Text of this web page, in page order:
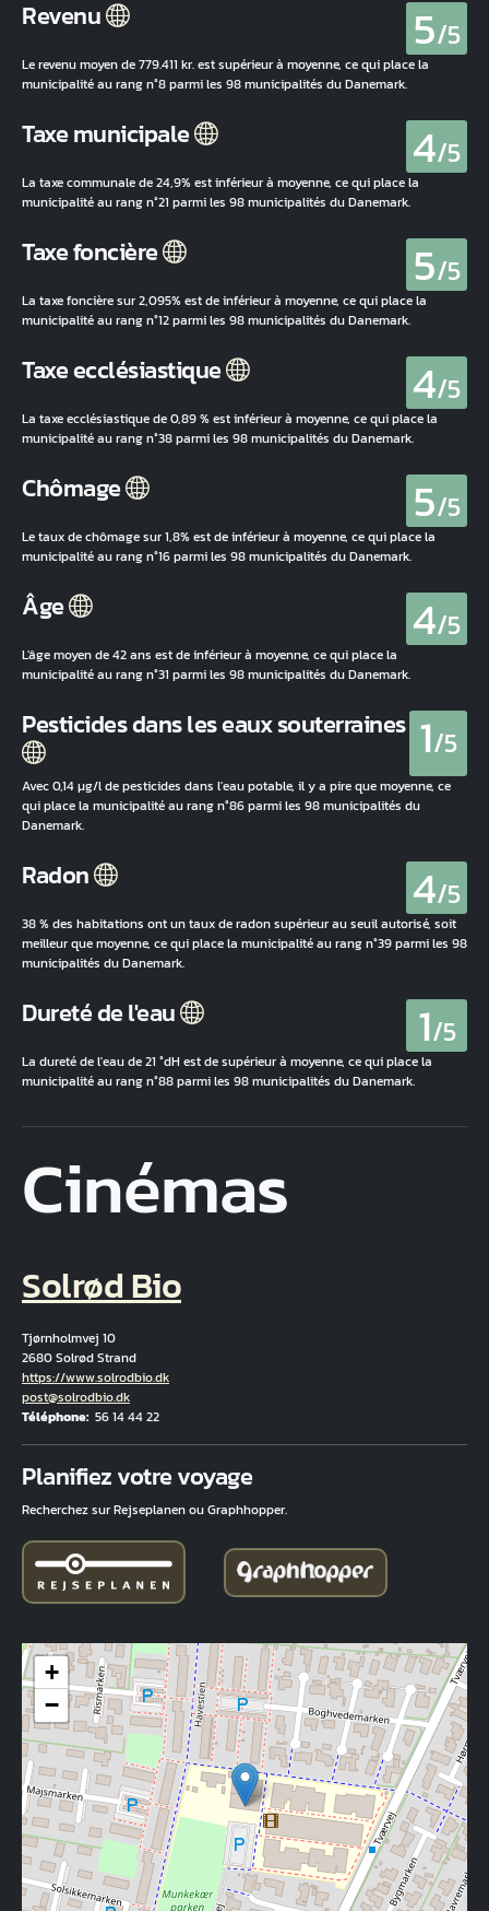
Revenu 5/5
Le revenu moyen de 779.411 kr. est supérieur à moyenne, ce qui place la
municipalité au rang n°8 parmi les 98 municipalités du Danemark.
Taxe municipale 4/5
La taxe communale de 24,9% est inférieur à moyenne, ce qui place la
municipalité au rang n°21 parmi les 98 municipalités du Danemark.
Taxe foncière 5/5
La taxe foncière sur 2,095% est de inférieur à moyenne, ce qui place la
municipalité au rang n°12 parmi les 98 municipalités du Danemark.
Taxe ecclésiastique 4/5
La taxe ecclésiastique de 0,89 % est inférieur à moyenne, ce qui place la
municipalité au rang n°38 parmi les 98 municipalités du Danemark.
Chômage 5/5
Le taux de chômage sur 1,8% est de inférieur à moyenne, ce qui place la
municipalité au rang n°16 parmi les 98 municipalités du Danemark.
Âge 4/5
L'âge moyen de 42 ans est de inférieur à moyenne, ce qui place la
municipalité au rang n°31 parmi les 98 municipalités du Danemark.
Pesticides dans les eaux souterraines 1/5
Avec 0,14 µg/l de pesticides dans l'eau potable, il y a pire que moyenne, ce
qui place la municipalité au rang n°86 parmi les 98 municipalités du
Danemark.
Radon 4/5
38 % des habitations ont un taux de radon supérieur au seuil autorisé, soit
meilleur que moyenne, ce qui place la municipalité au rang n°39 parmi les 98
municipalités du Danemark.
Dureté de l'eau 1/5
La dureté de l'eau de 21 °dH est de supérieur à moyenne, ce qui place la
municipalité au rang n°88 parmi les 98 municipalités du Danemark.
Cinémas
Solrød Bio
Tjørnholmvej 10
2680 Solrød Strand
Hjemmeside
https://www.solrodbio.dk
Courriel
post@solrodbio.dk
Téléphone 56 14 44 22
Planifiez votre voyage
Recherchez sur Rejseplanen ou Graphhopper.
+
−